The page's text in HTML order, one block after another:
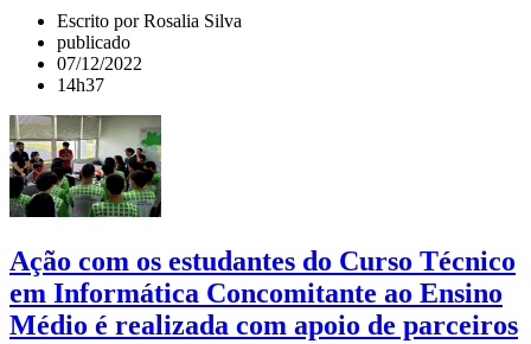
Escrito por Rosalia Silva
publicado
07/12/2022
14h37
Ação com os estudantes do Curso Técnico
em Informática Concomitante ao Ensino
Médio é realizada com apoio de parceiros